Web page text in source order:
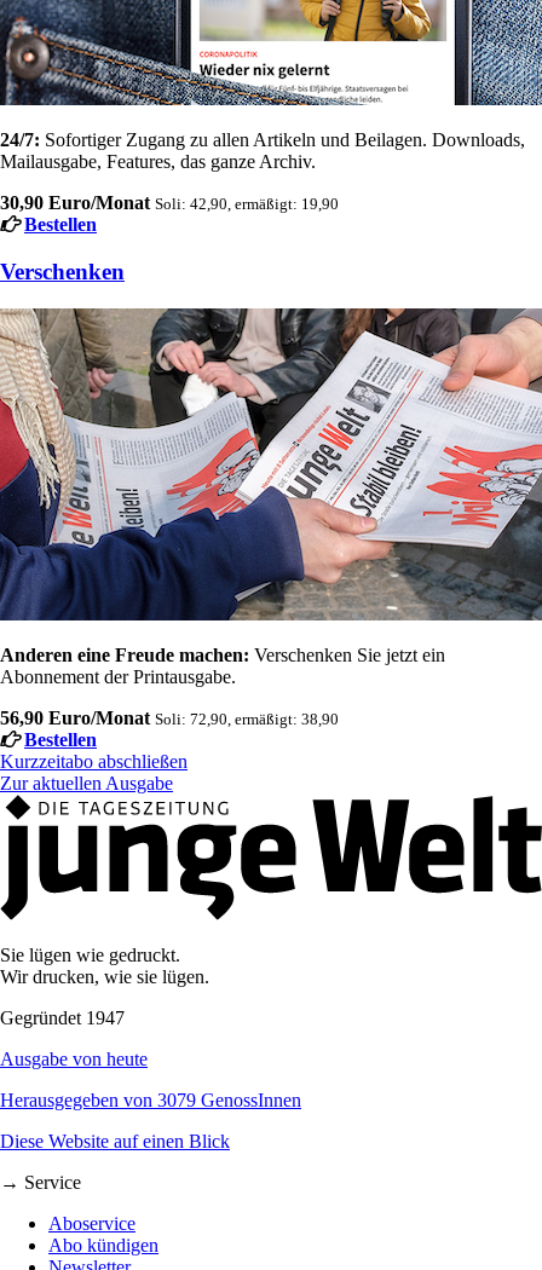
24/7: Sofortiger Zugang zu allen Artikeln und Beilagen. Downloads,
Mailausgabe, Features, das ganze Archiv.
30,90 Euro/Monat Soli: 42,90, ermäßigt: 19,90
Bestellen
Verschenken
Anderen eine Freude machen: Verschenken Sie jetzt ein
Abonnement der Printausgabe.
56,90 Euro/Monat Soli: 72,90, ermäßigt: 38,90
Bestellen
Kurzzeitabo abschließen
Zur aktuellen Ausgabe
Sie lügen wie gedruckt.
Wir drucken, wie sie lügen.
Gegründet 1947
Ausgabe von heute
Herausgegeben von 3079 GenossInnen
Diese Website auf einen Blick
→ Service
Aboservice
Abo kündigen